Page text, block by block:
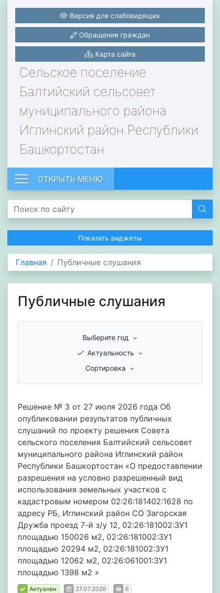
Сельское поселение
Балтийский сельсовет
муниципального района
Иглинский район Республики
Башкортостан
Версия для слабовидящих
Обращения граждан
Карта сайта
ОТКРЫТЬ МЕНЮ
Показать виджеты
Главная Публичные слушания
Публичные слушания
Выберите год
Актуальность
Сортировка
Решение № 3 от 27 июля 2026 года Об
опубликовании результатов публичных
слушаний по проекту решения Совета
сельского поселения Балтийский сельсовет
муниципального района Иглинский район
Республики Башкортостан «О предоставлении
разрешения на условно разрешенный вид
использования земельных участков с
кадастровым номером 02:26:181402:1628 по
адресу РБ, Иглинский район СО Загорская
Дружба проезд 7-й з/у 12, 02:26:181002:ЗУ1
площадью 150026 м2, 02:26:181002:ЗУ1
площадью 20294 м2, 02:26:181002:ЗУ1
площадью 12062 м2, 02:26:061001:ЗУ1
площадью 1398 м2 »
Актуален 27.07.2026 6